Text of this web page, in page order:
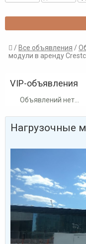
 / Все объявления /
модули в аренду
VIP-объявления
Объявлений нет...
Нагрузочные